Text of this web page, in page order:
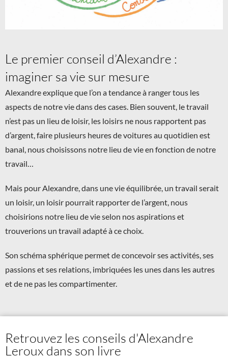
Le premier conseil d’Alexandre :
imaginer sa vie sur mesure
Alexandre explique que l’on a tendance à ranger tous les
aspects de notre vie dans des cases. Bien souvent, le travail
n’est pas un lieu de loisir, les loisirs ne nous rapportent pas
d’argent, faire plusieurs heures de voitures au quotidien est
banal, nous choisissons notre lieu de vie en fonction de notre
travail…
Mais pour Alexandre, dans une vie équilibrée, un travail serait
un loisir, un loisir pourrait rapporter de l’argent, nous
choisirions notre lieu de vie selon nos aspirations et
trouverions un travail adapté à ce choix.
Son schéma sphérique permet de concevoir ses activités, ses
passions et ses relations, imbriquées les unes dans les autres
et de ne pas les compartimenter.
Retrouvez les conseils d'Alexandre
Leroux dans son livre